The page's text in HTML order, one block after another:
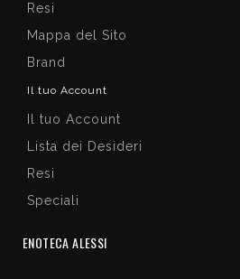
Resi
Mappa del Sito
Brand
Il tuo Account
Il tuo Account
Lista dei Desideri
Resi
Speciali
ENOTECA ALESSI